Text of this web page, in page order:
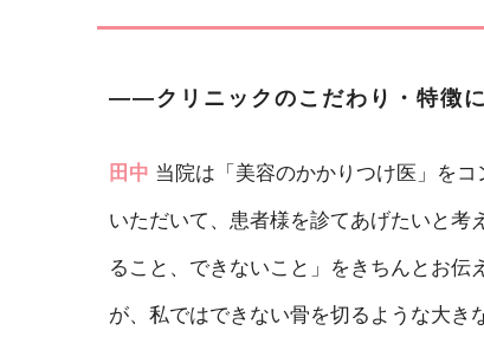
――クリニックのこだわり・特徴に
田中 当院は「美容のかかりつけ医」を
いただいて、患者様を診てあげたいと考
ること、できないこと」をきちんとお
が、私ではできない骨を切るような大き